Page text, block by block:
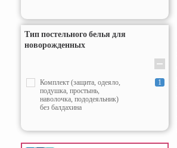
Тип постельного белья для
новорожденных
Комплект (защита, одеяло,
подушка, простынь,
наволочка, пододеяльник)
без балдахина
1